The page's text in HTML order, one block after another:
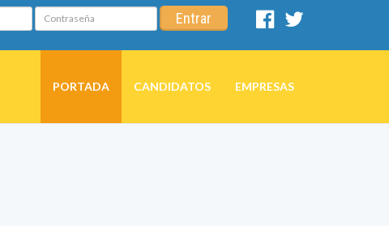
Contraseña Entrar
Facebook
PORTADA CANDIDATOS EMPRESAS